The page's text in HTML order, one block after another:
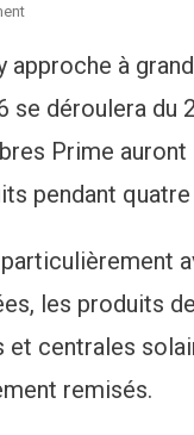
Schnäppchen Für Smart
approche à
se déroulera du
Prime
pendant quatre
les produits
et centrales
remisés.